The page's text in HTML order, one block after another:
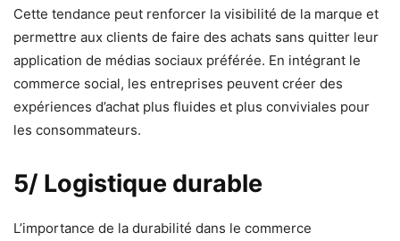
Cette tendance peut renforcer la visibilité de la marque et
permettre aux clients de faire des achats sans quitter leur
application de médias sociaux préférée. En intégrant le
commerce social, les entreprises peuvent créer des
expériences d’achat plus fluides et plus conviviales pour
les consommateurs.
5/ Logistique durable
L’importance de la durabilité dans le commerce